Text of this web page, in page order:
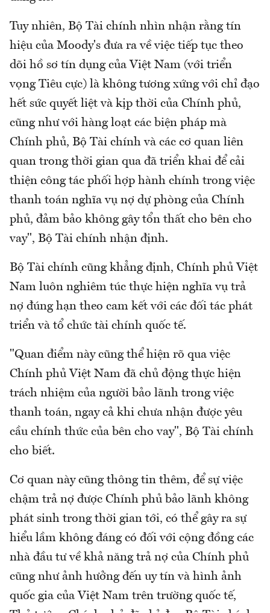
Tuy nhiên, Bộ Tài chính nhìn nhận rằng tín
hiệu của Moody's đưa ra về việc tiếp tục theo
dõi hồ sơ tín dụng của Việt Nam (với triển
vọng Tiêu cực) là không tương xứng với chỉ đạo
hết sức quyết liệt và kịp thời của Chính phủ,
cũng như với hàng loạt các biện pháp mà
Chính phủ, Bộ Tài chính và các cơ quan liên
quan trong thời gian qua đã triển khai để cải
thiện công tác phối hợp hành chính trong việc
thanh toán nghĩa vụ nợ dự phòng của Chính
phủ, đảm bảo không gây tổn thất cho bên cho
vay", Bộ Tài chính nhận định.
Bộ Tài chính cũng khẳng định, Chính phủ Việt
Nam luôn nghiêm túc thực hiện nghĩa vụ trả
nợ đúng hạn theo cam kết với các đối tác phát
triển và tổ chức tài chính quốc tế.
"Quan điểm này cũng thể hiện rõ qua việc
Chính phủ Việt Nam đã chủ động thực hiện
trách nhiệm của người bảo lãnh trong việc
thanh toán, ngay cả khi chưa nhận được yêu
cầu chính thức của bên cho vay", Bộ Tài chính
cho biết.
Cơ quan này cũng thông tin thêm, để sự việc
chậm trả nợ được Chính phủ bảo lãnh không
phát sinh trong thời gian tới, có thể gây ra sự
hiểu lầm không đáng có đối với cộng đồng các
nhà đầu tư về khả năng trả nợ của Chính phủ
cũng như ảnh hưởng đến uy tín và hình ảnh
quốc gia của Việt Nam trên trường quốc tế,